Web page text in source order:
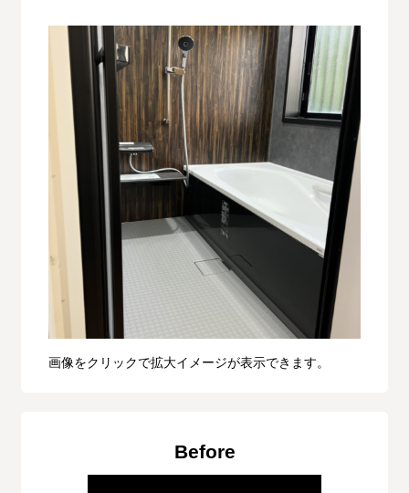
画像をクリックで拡大イメージが表示できます。
Before